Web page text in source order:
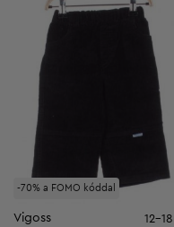
-70% a FOMO kóddal
Vigoss 12-